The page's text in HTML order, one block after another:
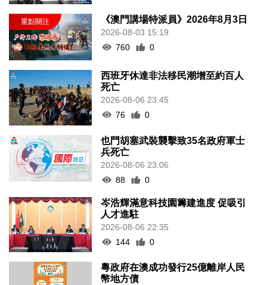
《澳門講場特派員》2026年8月3日
2026-08-03 15:19
760
0
西班牙休達非法移民潮增至約百人
死亡
2026-08-06 23:45
76
0
也門胡塞武裝襲擊致35名政府軍士
兵死亡
2026-08-06 23:06
88
0
岑浩輝滿意科技園籌建進度 促吸引
人才進駐
2026-08-06 22:35
144
0
粵政府在澳成功發行25億離岸人民
幣地方債